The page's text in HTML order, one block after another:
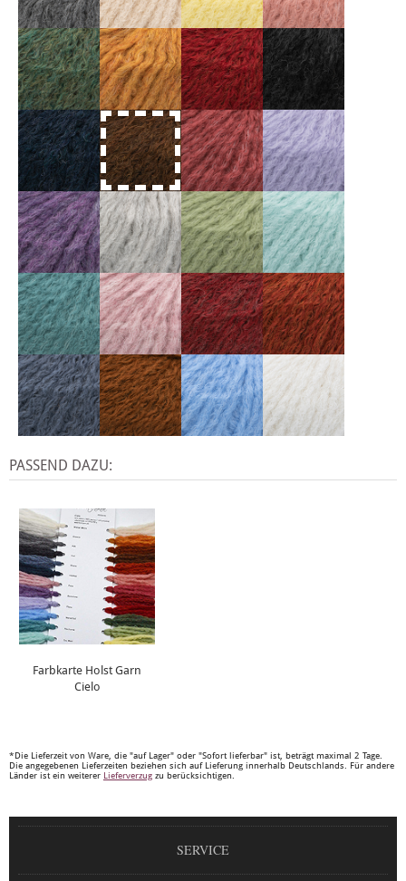
PASSEND DAZU:
Farbkarte Holst Garn
Cielo
*Die Lieferzeit von Ware, die "auf Lager" oder "Sofort lieferbar" ist, beträgt maximal 2 Tage.
Die angegebenen Lieferzeiten beziehen sich auf Lieferung innerhalb Deutschlands. Für andere
Länder ist ein weiterer Lieferverzug zu berücksichtigen.
SERVICE